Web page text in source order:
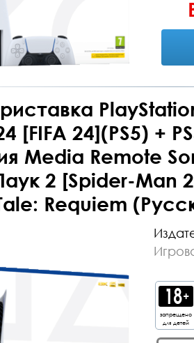
[FIFA 24](PS5) +
Media Remote
2 [Spider-Man
Requiem
запрещено
для детей